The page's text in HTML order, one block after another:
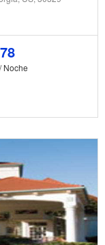
Noche